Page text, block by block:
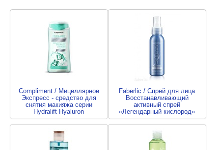
Compliment / Мицеллярное
Экспресс - средство для
снятия макияжа серии
Hydralift Hyaluron
3 отзыва
Faberlic / Спрей для лица
Восстанавливающий
активный спрей
«Легендарный кислород»
2 отзыва